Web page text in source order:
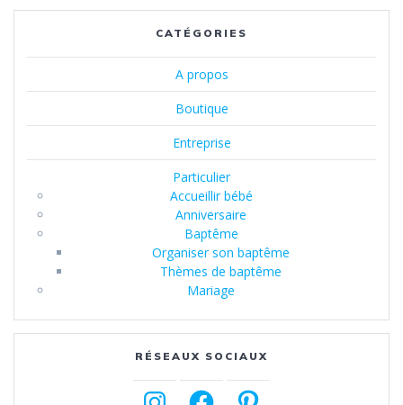
CATÉGORIES
A propos
Boutique
Entreprise
Particulier
Accueillir bébé
Anniversaire
Baptême
Organiser son baptême
Thèmes de baptême
Mariage
RÉSEAUX SOCIAUX
InstagramFacebookPinterest